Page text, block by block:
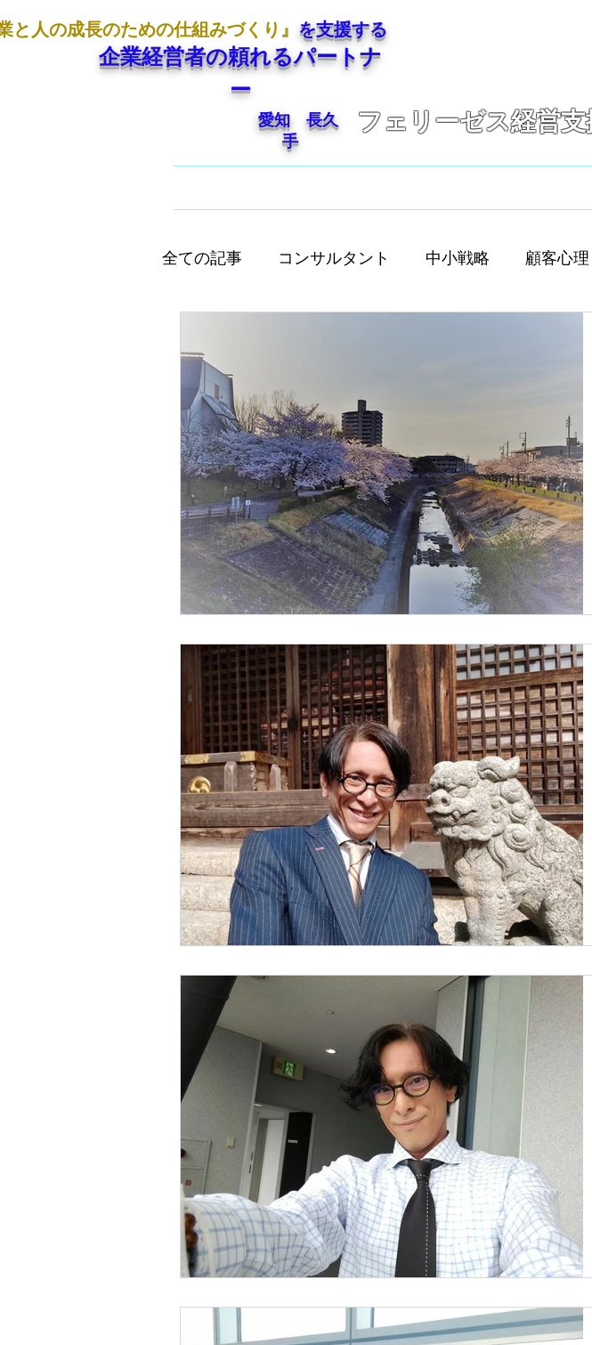
と人の成長のための仕組みづくり』 を支援する
企業経営者の頼れるパートナ
ー
愛知 長久
手
フェリーゼス経営支
全ての記事 コンサルタント 中小戦略 顧客心理
コミュニケーション
組織づくり 経営 人間心理 無意識 販促
人材活用 企業の責任 志